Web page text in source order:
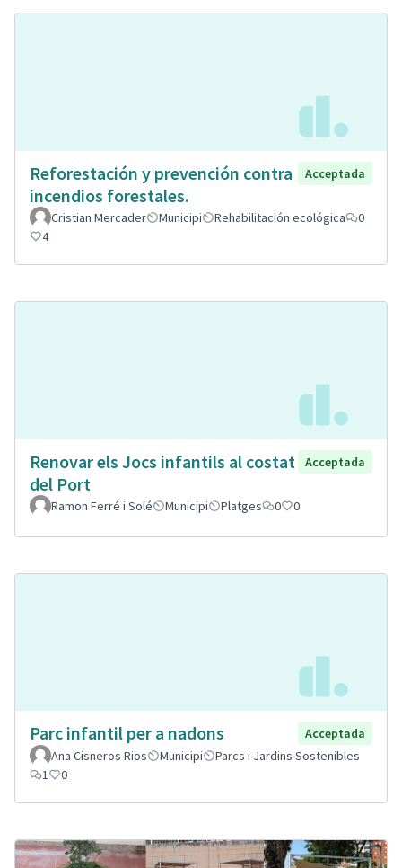
Reforestación y prevención contra
incendios forestales.
Acceptada
Cristian Mercader Municipi Rehabilitación ecológica
0
4
Renovar els Jocs infantils al costat
del Port
Acceptada
Ramon Ferré i Solé Municipi Platges 0 0
Parc infantil per a nadons
Acceptada
Ana Cisneros Rios
Municipi
Parcs i Jardins Sostenibles
1
0